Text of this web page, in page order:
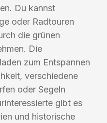
Du kannst
oder Radtouren
die grünen
Die
zum Entspannen
verschiedene
oder Segeln
gibt es
und historische